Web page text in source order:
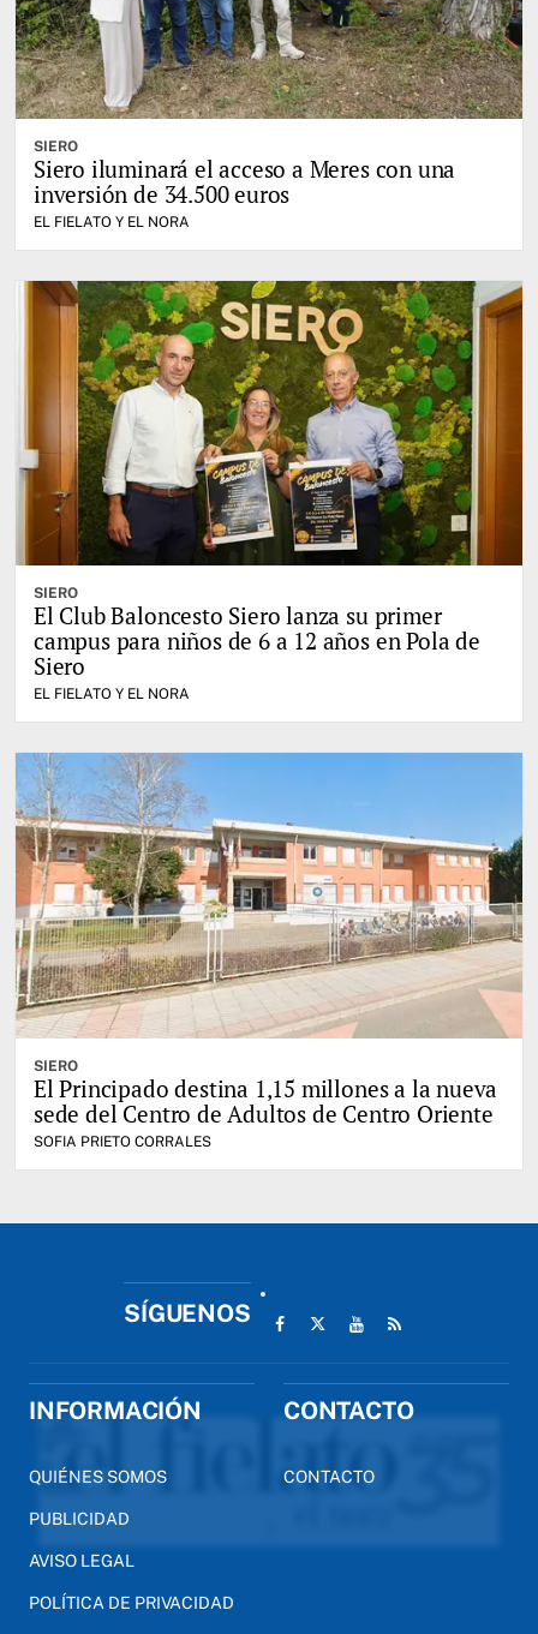
SIERO
Siero iluminará el acceso a Meres con una
inversión de 34.500 euros
EL FIELATO Y EL NORA
SIERO
El Club Baloncesto Siero lanza su primer
campus para niños de 6 a 12 años en Pola de
Siero
EL FIELATO Y EL NORA
SIERO
El Principado destina 1,15 millones a la nueva
sede del Centro de Adultos de Centro Oriente
SOFIA PRIETO CORRALES
SÍGUENOS
INFORMACIÓN
QUIÉNES SOMOS
PUBLICIDAD
AVISO LEGAL
POLÍTICA DE PRIVACIDAD
CONTACTO
CONTACTO